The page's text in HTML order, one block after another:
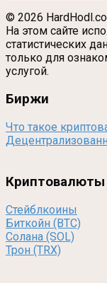
© 2026
На этом сайте
статистических
только для
услугой.
Биржи
Что такое
Криптовалюты
Стейблкоины
Биткойн (BTC)
Солана (SOL)
Трон (TRX)